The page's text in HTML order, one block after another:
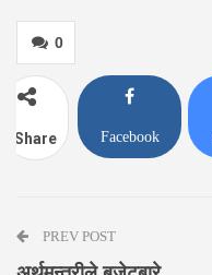
0
Share Facebook
PREV POST